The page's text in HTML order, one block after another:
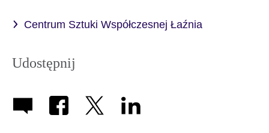
Centrum Sztuki Współczesnej Łaźnia
Udostępnij